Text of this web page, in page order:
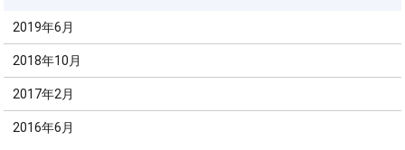
2019年6月
2018年10月
2017年2月
2016年6月